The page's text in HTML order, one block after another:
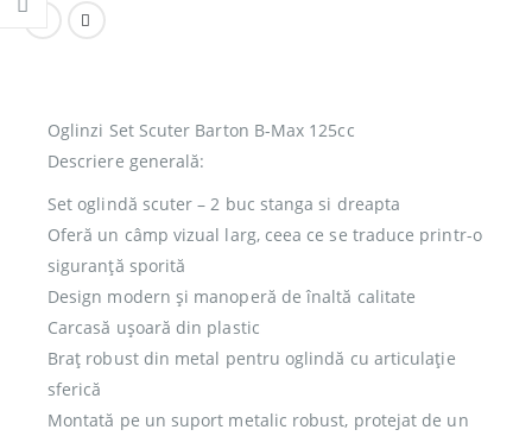
Oglinzi Set Scuter Barton B-Max 125cc
Descriere generală:
Set oglindă scuter – 2 buc stanga si dreapta
Oferă un câmp vizual larg, ceea ce se traduce printr-o
siguranță sporită
Design modern și manoperă de înaltă calitate
Carcasă ușoară din plastic
Braț robust din metal pentru oglindă cu articulație
sferică
Montată pe un suport metalic robust, protejat de un